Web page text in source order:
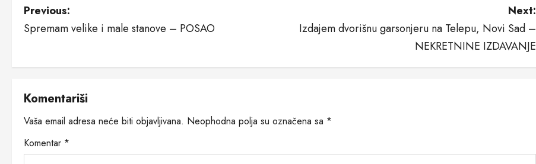
P
o
s
t
n
a
Previous:
Spremam velike i male stanove – POSAO
Next:
Izdajem dvorišnu garsonjeru na Telepu, Novi Sad –
NEKRETNINE IZDAVANJE
Komentariši
Vaša email adresa neće biti objavljivana. Neophodna polja su označena sa *
Komentar *